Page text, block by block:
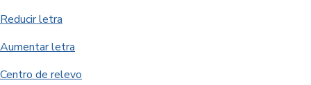
Reducir letra
Aumentar letra
Centro de relevo